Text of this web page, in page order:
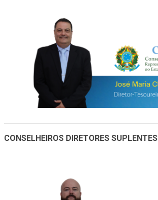
CONSELHEIROS DIRETORES SUPLENTES